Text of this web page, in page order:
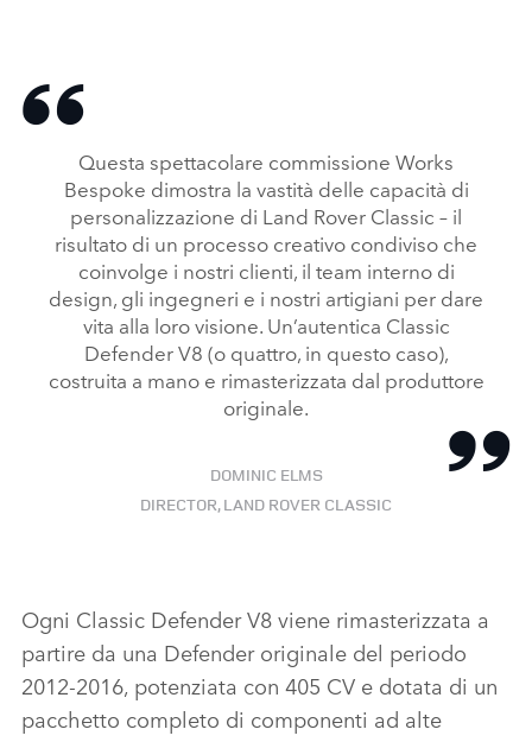
Questa spettacolare commissione Works
Bespoke dimostra la vastità delle capacità di
personalizzazione di Land Rover Classic – il
risultato di un processo creativo condiviso che
coinvolge i nostri clienti, il team interno di
design, gli ingegneri e i nostri artigiani per dare
vita alla loro visione. Un’autentica Classic
Defender V8 (o quattro, in questo caso),
costruita a mano e rimasterizzata dal produttore
originale.
DOMINIC ELMS
DIRECTOR, LAND ROVER CLASSIC
Ogni Classic Defender V8 viene rimasterizzata a
partire da una Defender originale del periodo
2012‑2016, potenziata con 405 CV e dotata di un
pacchetto completo di componenti ad alte